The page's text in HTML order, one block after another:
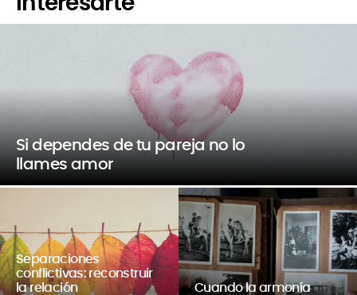
Si dependes de tu pareja no lo
llames amor
Separaciones
conflictivas: reconstruir
la relación
Cuando la armonía